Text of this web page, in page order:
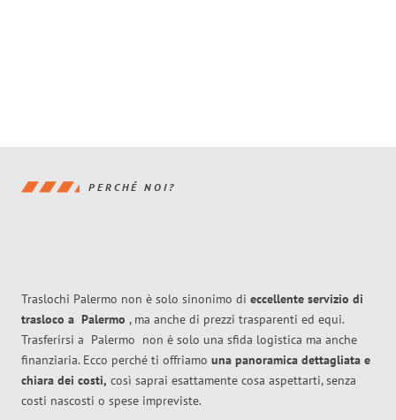
PERCHÉ NOI?
Traslochi Palermo non è solo sinonimo di eccellente servizio di
trasloco a Palermo , ma anche di prezzi trasparenti ed equi.
Trasferirsi a Palermo non è solo una sfida logistica ma anche
finanziaria. Ecco perché ti offriamo una panoramica dettagliata e
chiara dei costi, così saprai esattamente cosa aspettarti, senza
costi nascosti o spese impreviste.